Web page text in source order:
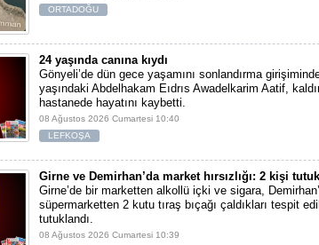
ORTADOĞU
24 yaşında canına kıydı
Gönyeli’de dün gece yaşamını sonlandırma
yaşındaki Abdelhakam Eıdrıs Awadelkarim Aatif,
hastanede hayatını kaybetti.
08 Ağustos 2026 Cumartesi 10:40
LEFKOŞA
Girne ve Demirhan’da market hırsızlığı: 2 kişi
Girne’de bir marketten alkollü içki ve sigara,
süpermarketten 2 kutu tıraş bıçağı çaldıkları tespit
tutuklandı.
08 Ağustos 2026 Cumartesi 10:39